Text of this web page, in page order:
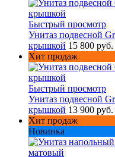
Быстрый просмотр
Унитаз подвесной
крышкой 15 800 руб.
Хит продаж
Быстрый просмотр
Унитаз подвесной
крышкой 13 900 руб.
Хит продаж
Новинка